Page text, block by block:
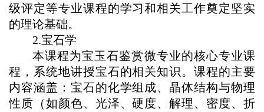
级评定等专业课程的学习和相关工作奠定坚实
的理论基础。
2.宝石学
本课程为宝玉石鉴赏微专业的核心专业课
程，系统地讲授宝石的相关知识。课程的主要
内容涵盖：宝石的化学组成、晶体结构与物理
性质（如颜色、光泽、硬度、解理、密度、折